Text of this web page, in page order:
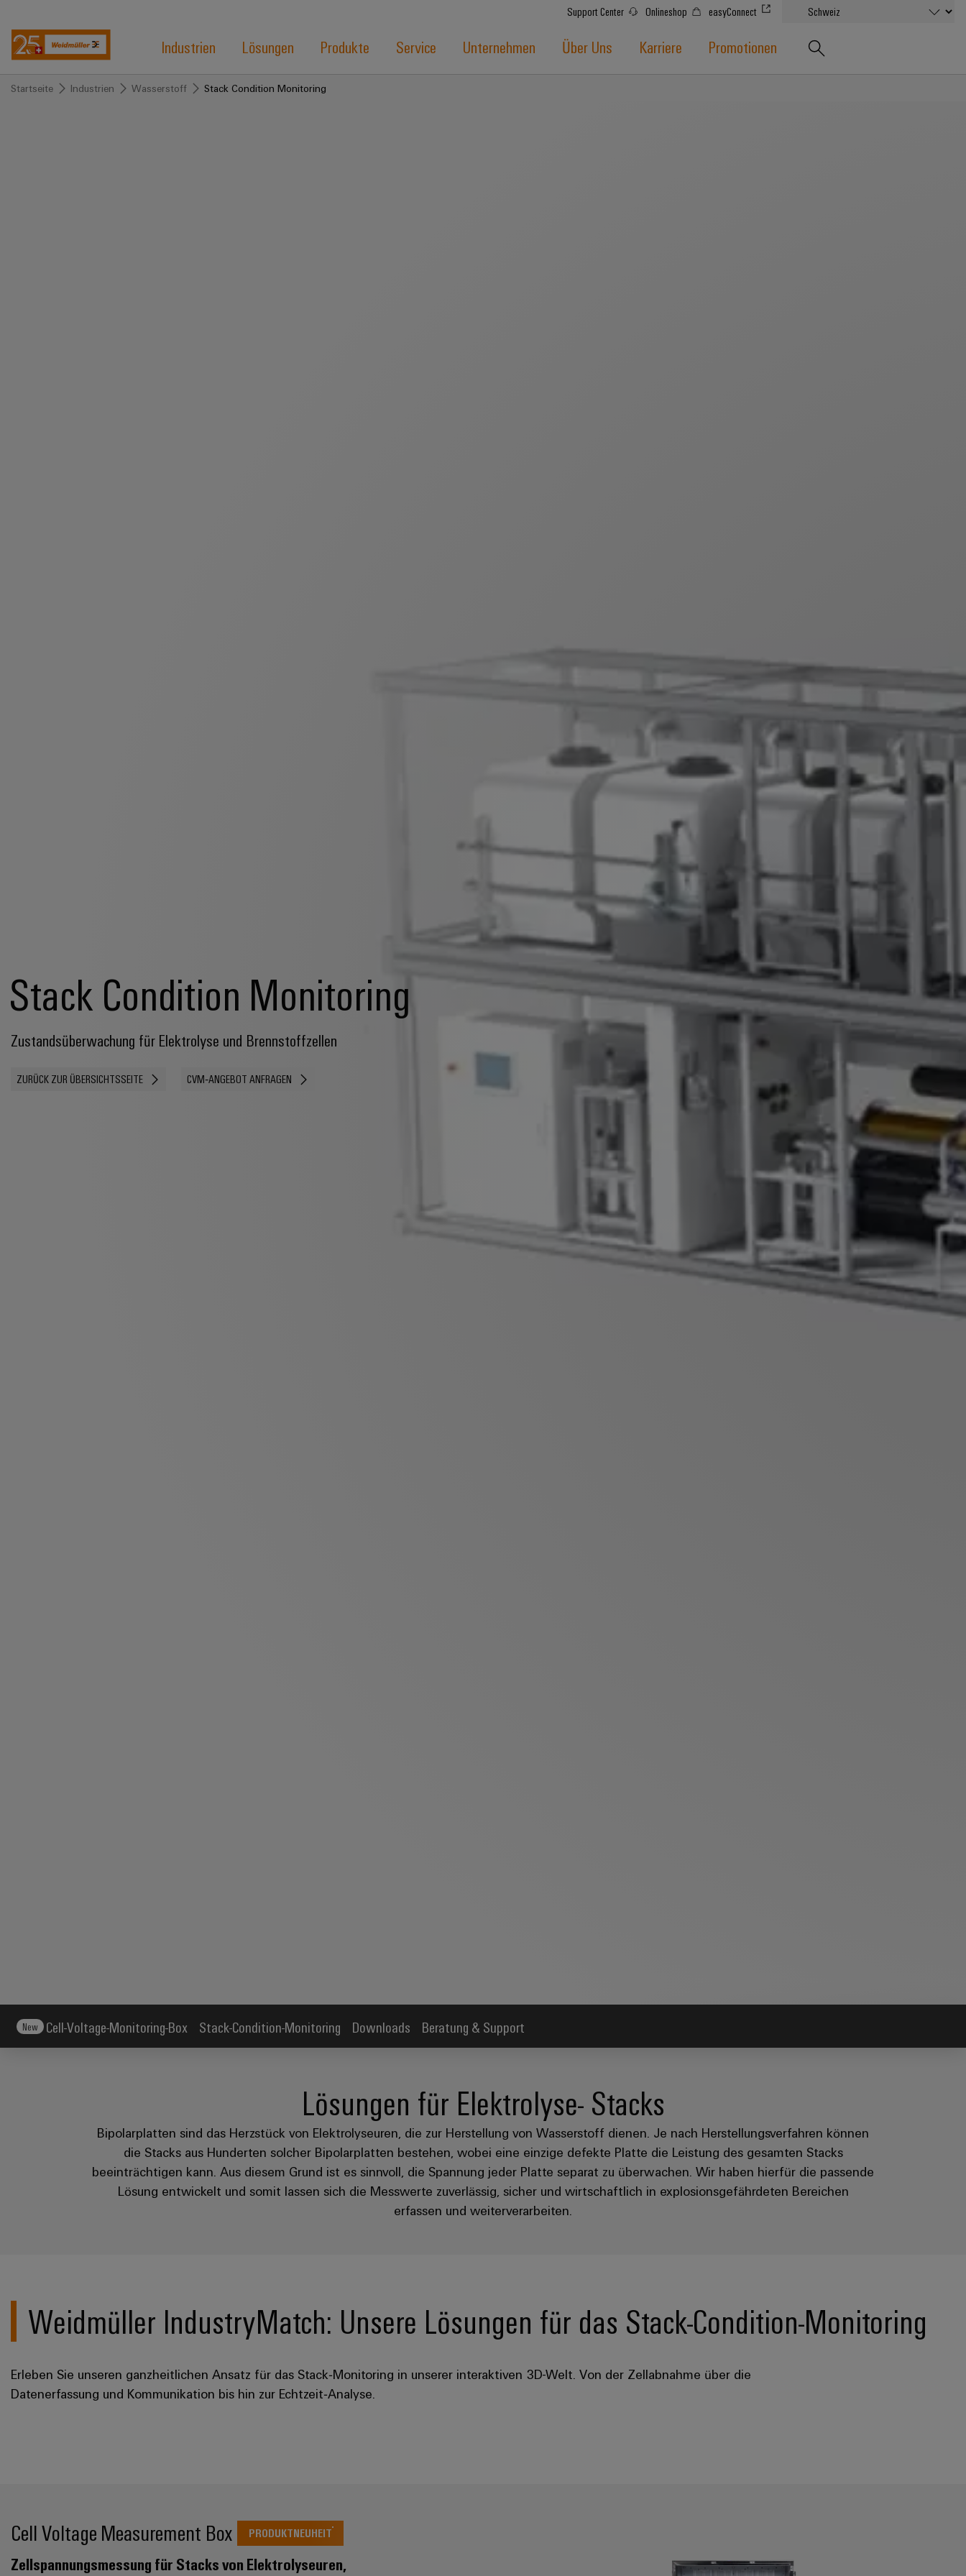
Support Center Onlineshop easyConnect
Industrien Lösungen Produkte Service Unternehmen Über Uns Karriere Promotionen
Startseite Industrien Wasserstoff Stack Condition Monitoring
Stack Condition Monitoring
Zustandsüberwachung für Elektrolyse und Brennstoffzellen
ZURÜCK ZUR ÜBERSICHTSSEITE CVM‑ANGEBOT ANFRAGEN
New Cell-Voltage-Monitoring-Box Stack-Condition-Monitoring Downloads Beratung & Support
Lösungen für Elektrolyse- Stacks
Bipolarplatten sind das Herzstück von Elektrolyseuren, die zur Herstellung von Wasserstoff dienen. Je nach Herstellungsverfahren können
die Stacks aus Hunderten solcher Bipolarplatten bestehen, wobei eine einzige defekte Platte die Leistung des gesamten Stacks
beeinträchtigen kann. Aus diesem Grund ist es sinnvoll, die Spannung jeder Platte separat zu überwachen. Wir haben hierfür die passende
Lösung entwickelt und somit lassen sich die Messwerte zuverlässig, sicher und wirtschaftlich in explosionsgefährdeten Bereichen
erfassen und weiterverarbeiten.
Weidmüller IndustryMatch: Unsere Lösungen für das Stack-Condition-Monitoring
Erleben Sie unseren ganzheitlichen Ansatz für das Stack‑Monitoring in unserer interaktiven 3D-Welt. Von der Zellabnahme über die
Datenerfassung und Kommunikation bis hin zur Echtzeit‑Analyse.
Cell Voltage Measurement Box PRODUKTNEUHEIT
Zellspannungsmessung für Stacks von Elektrolyseuren,